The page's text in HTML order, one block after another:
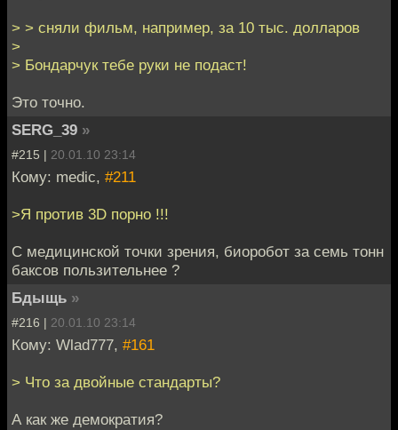
> > сняли фильм, например, за 10 тыс. долларов
>
> Бондарчук тебе руки не подаст!
Это точно.
SERG_39 »
#215 | 20.01.10 23:14
Кому: medic, #211
>Я против 3D порно !!!
С медицинской точки зрения, биоробот за семь тонн
баксов пользительнее ?
Бдыщь »
#216 | 20.01.10 23:14
Кому: Wlad777, #161
> Что за двойные стандарты?
А как же демократия?